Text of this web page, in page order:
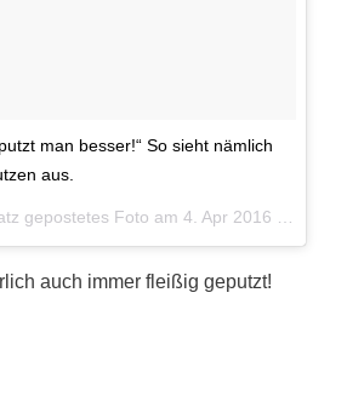
man besser!“ So sieht nämlich
aus.
gepostetes Foto am4. Apr 2016 um 22:40 Uhr
auch immer fleißig geputzt!